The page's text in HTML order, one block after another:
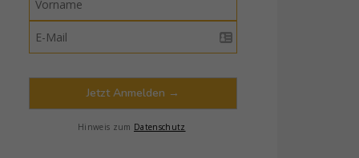
Jetzt Anmelden →
Hinweis zum Datenschutz